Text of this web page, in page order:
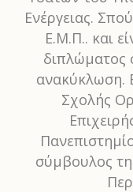
Ενέργειας.
Ε.Μ.Π.. και
διπλώματος
ανακύκλωση.
Σχολής
σύμβουλος